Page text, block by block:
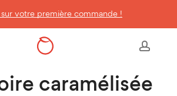
votre première commande !
> Figue noire caramélisée au wok
caramélisée